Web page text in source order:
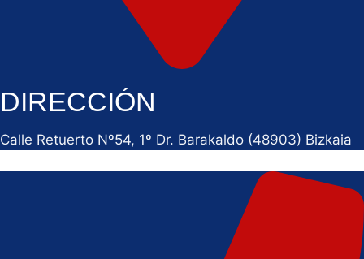
DIRECCIÓN
Calle Retuerto Nº54, 1º Dr. Barakaldo (48903) Bizkaia